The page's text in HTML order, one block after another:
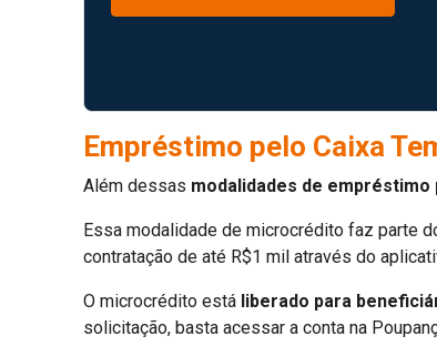
Empréstimo pelo Caixa
Além dessas modalidades de empréstimo
Essa modalidade de microcrédito faz parte
contratação de até R$1 mil através do
O microcrédito está liberado para
solicitação, basta acessar a conta na